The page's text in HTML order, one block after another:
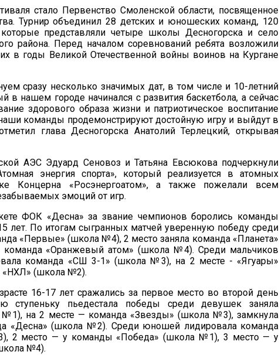
стало Первенство Смоленской области, посвященное
Турнир объединил 28 детских и юношеских команд, 120
представляли четыре школы Десногорска и село
района. Перед началом соревнований ребята возложили
в годы Великой Отечественной войны воинов на Кургане
сразу несколько значимых дат, в том числе и 10-летний
в нашем городе начинался с развития баскетбола, а сейчас
здорового образа жизни и патриотическое воспитание
команды продемонстрируют достойную игру и выйдут в
глава Десногорска Анатолий Терлецкий, открывая
АЭС Эдуард Сеновоз и Татьяна Евсюкова подчеркнули
энергия спорта», который реализуется в атомных
Концерна «Росэнергоатом», а также пожелали всем
эмоций от игр.
ФОК «Десна» за звание чемпионов боролись команды
лет. По итогам сыгранных матчей уверенную победу среди
«Первые» (школа №4), 2 место заняла команда «Планета»
«Оранжевый атом» (школа №4). Среди мальчиков
а команда «СШ 3-1» (школа №3), на 2 месте - «Ягуары»
«НХЛ» (школа №2).
16-17 лет сражались за первое место во второй день
ступеньку пьедестала победы среди девушек заняла
№1), на 2 месте — команда «Звезды» (школа №3), замкнула
«Десна» (школа №2). Среди юношей лидировала команда
2 место — у команды «Победа» (школа №1), 3 место — у
№4).